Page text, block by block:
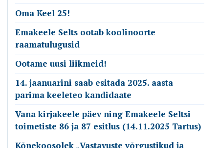
Oma Keel 25!
Emakeele Selts ootab koolinoorte
raamatulugusid
Ootame uusi liikmeid!
14. jaanuarini saab esitada 2025. aasta
parima keeleteo kandidaate
Vana kirjakeele päev ning Emakeele Seltsi
toimetiste 86 ja 87 esitlus (14.11.2025 Tartus)
Kõnekoosolek „Vastavuste võrgustikud ja